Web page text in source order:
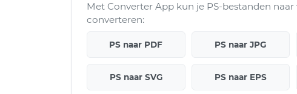
Met Converter App kun je PS-bestanden
converteren:
PS naar PDF PS naar JPG
PS naar SVG PS naar EPS